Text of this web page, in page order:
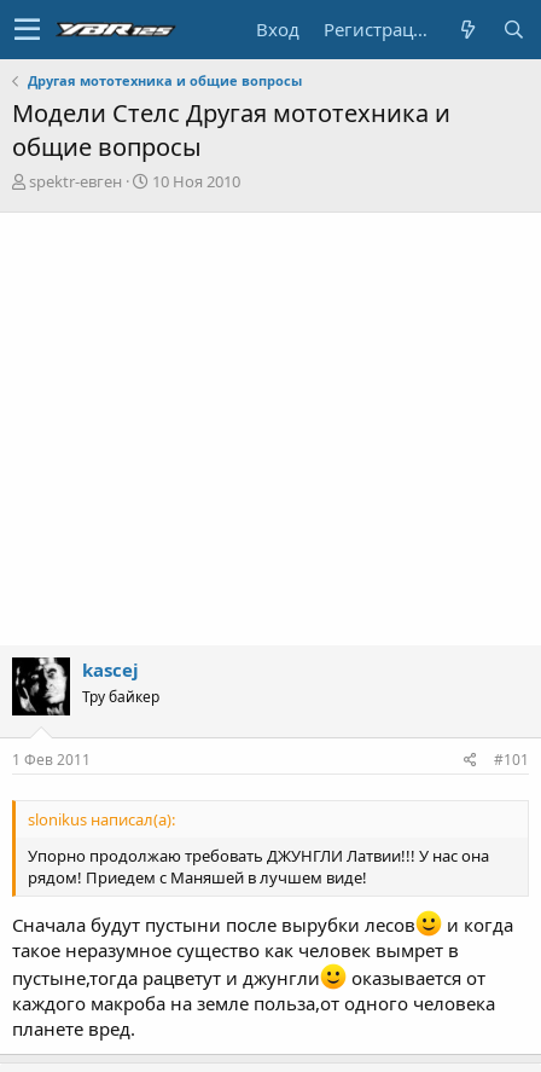
Вход Регистрация
Другая мототехника и общие вопросы
Модели Стелс Другая мототехника и
общие вопросы
А
spektr-евген
Д
10 Ноя 2010
kascej
Тру байкер
1 Фев 2011 #101
slonikus написал(а):
Упорно продолжаю требовать ДЖУНГЛИ Латвии!!! У нас она
рядом! Приедем с Маняшей в лучшем виде!
Сначала будут пустыни после вырубки лесов
и когда
такое неразумное существо как человек вымрет в
пустыне,тогда рацветут и джунгли
оказывается от
каждого макроба на земле польза,от одного человека
планете вред.